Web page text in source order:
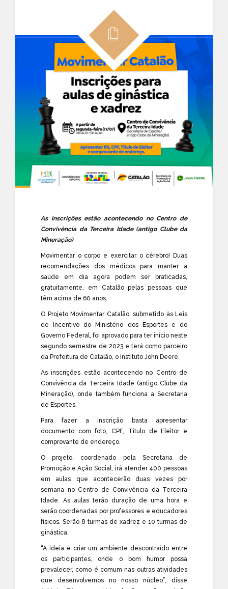
As inscrições estão acontecendo no Centro de
Convivência da Terceira Idade (antigo Clube da
Mineração)
Movimentar o corpo e exercitar o cérebro! Duas
recomendações dos médicos para manter a
saúde em dia agora podem ser praticadas,
gratuitamente, em Catalão pelas pessoas que
têm acima de 60 anos.
O Projeto Movimentar Catalão, submetido às Leis
de Incentivo do Ministério dos Esportes e do
Governo Federal, foi aprovado para ter início neste
segundo semestre de 2023 e terá como parceiro
da Prefeitura de Catalão, o Instituto John Deere.
As inscrições estão acontecendo no Centro de
Convivência da Terceira Idade (antigo Clube da
Mineração), onde também funciona a Secretaria
de Esportes.
Para fazer a inscrição basta apresentar
documento com foto, CPF, Título de Eleitor e
comprovante de endereço.
O projeto, coordenado pela Secretaria de
Promoção e Ação Social, irá atender 400 pessoas
em aulas que acontecerão duas vezes por
semana no Centro de Convivência da Terceira
Idade. As aulas terão duração de uma hora e
serão coordenadas por professores e educadores
físicos. Serão 8 turmas de xadrez e 10 turmas de
ginástica.
“A ideia é criar um ambiente descontraído entre
os participantes, onde o bom humor possa
prevalecer, como é comum nas outras atividades
que desenvolvemos no nosso núcleo”, disse